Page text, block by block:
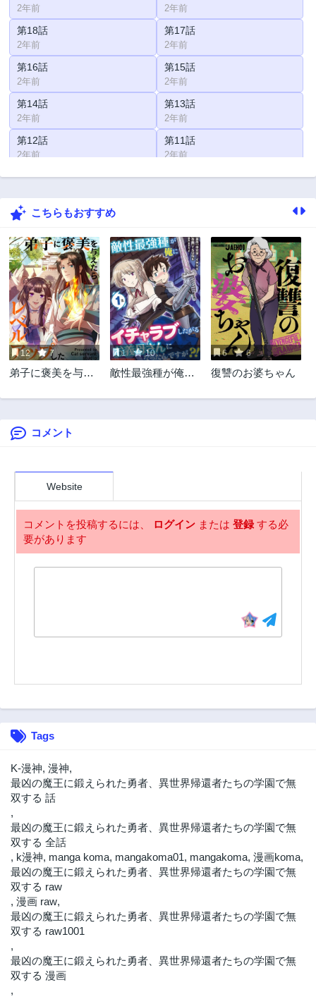
2年前 2年前
第18話
2年前
第17話
2年前
第16話
2年前
第15話
2年前
第14話
2年前
第13話
2年前
第12話
2年前
第11話
2年前
第10話 第9話
第8話
第6話
2年前
第5話
2年前
第4話
2年前
第3話
2年前
第2話
2年前
第1話
2年前
こちらもおすすめ
12 7
弟子に褒美を与え
した
1 10
敵性最強種が俺に
るお義母さんにな
6 6
復讐のお婆ちゃん
コメント
Website
コメントを投稿するには、 ログイン または 登録する必
要があります
Tags
K-漫神, 漫神,
最凶の魔王に鍛えられた勇者、異世界帰還者たちの学園で無
双する 話
,
最凶の魔王に鍛えられた勇者、異世界帰還者たちの学園で無
双する 全話
, k漫神, manga koma, mangakoma01, mangakoma, 漫画koma,
最凶の魔王に鍛えられた勇者、異世界帰還者たちの学園で無
双する raw
, 漫画 raw,
最凶の魔王に鍛えられた勇者、異世界帰還者たちの学園で無
双する raw1001
,
最凶の魔王に鍛えられた勇者、異世界帰還者たちの学園で無
双する 漫画
,